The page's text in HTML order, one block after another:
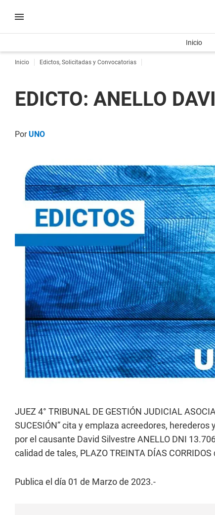
Inicio
Inicio Edictos, Solicitadas y Convocatorias
EDICTO: ANELLO
PorUNO
JUEZ 4° TRIBUNAL DE GESTIÓN JUDICIAL
SUCESIÓN” cita y emplaza acreedores,
por el causante David Silvestre ANELLO DNI
calidad de tales, PLAZO TREINTA DÍAS
Publica el día 01 de Marzo de 2023.-